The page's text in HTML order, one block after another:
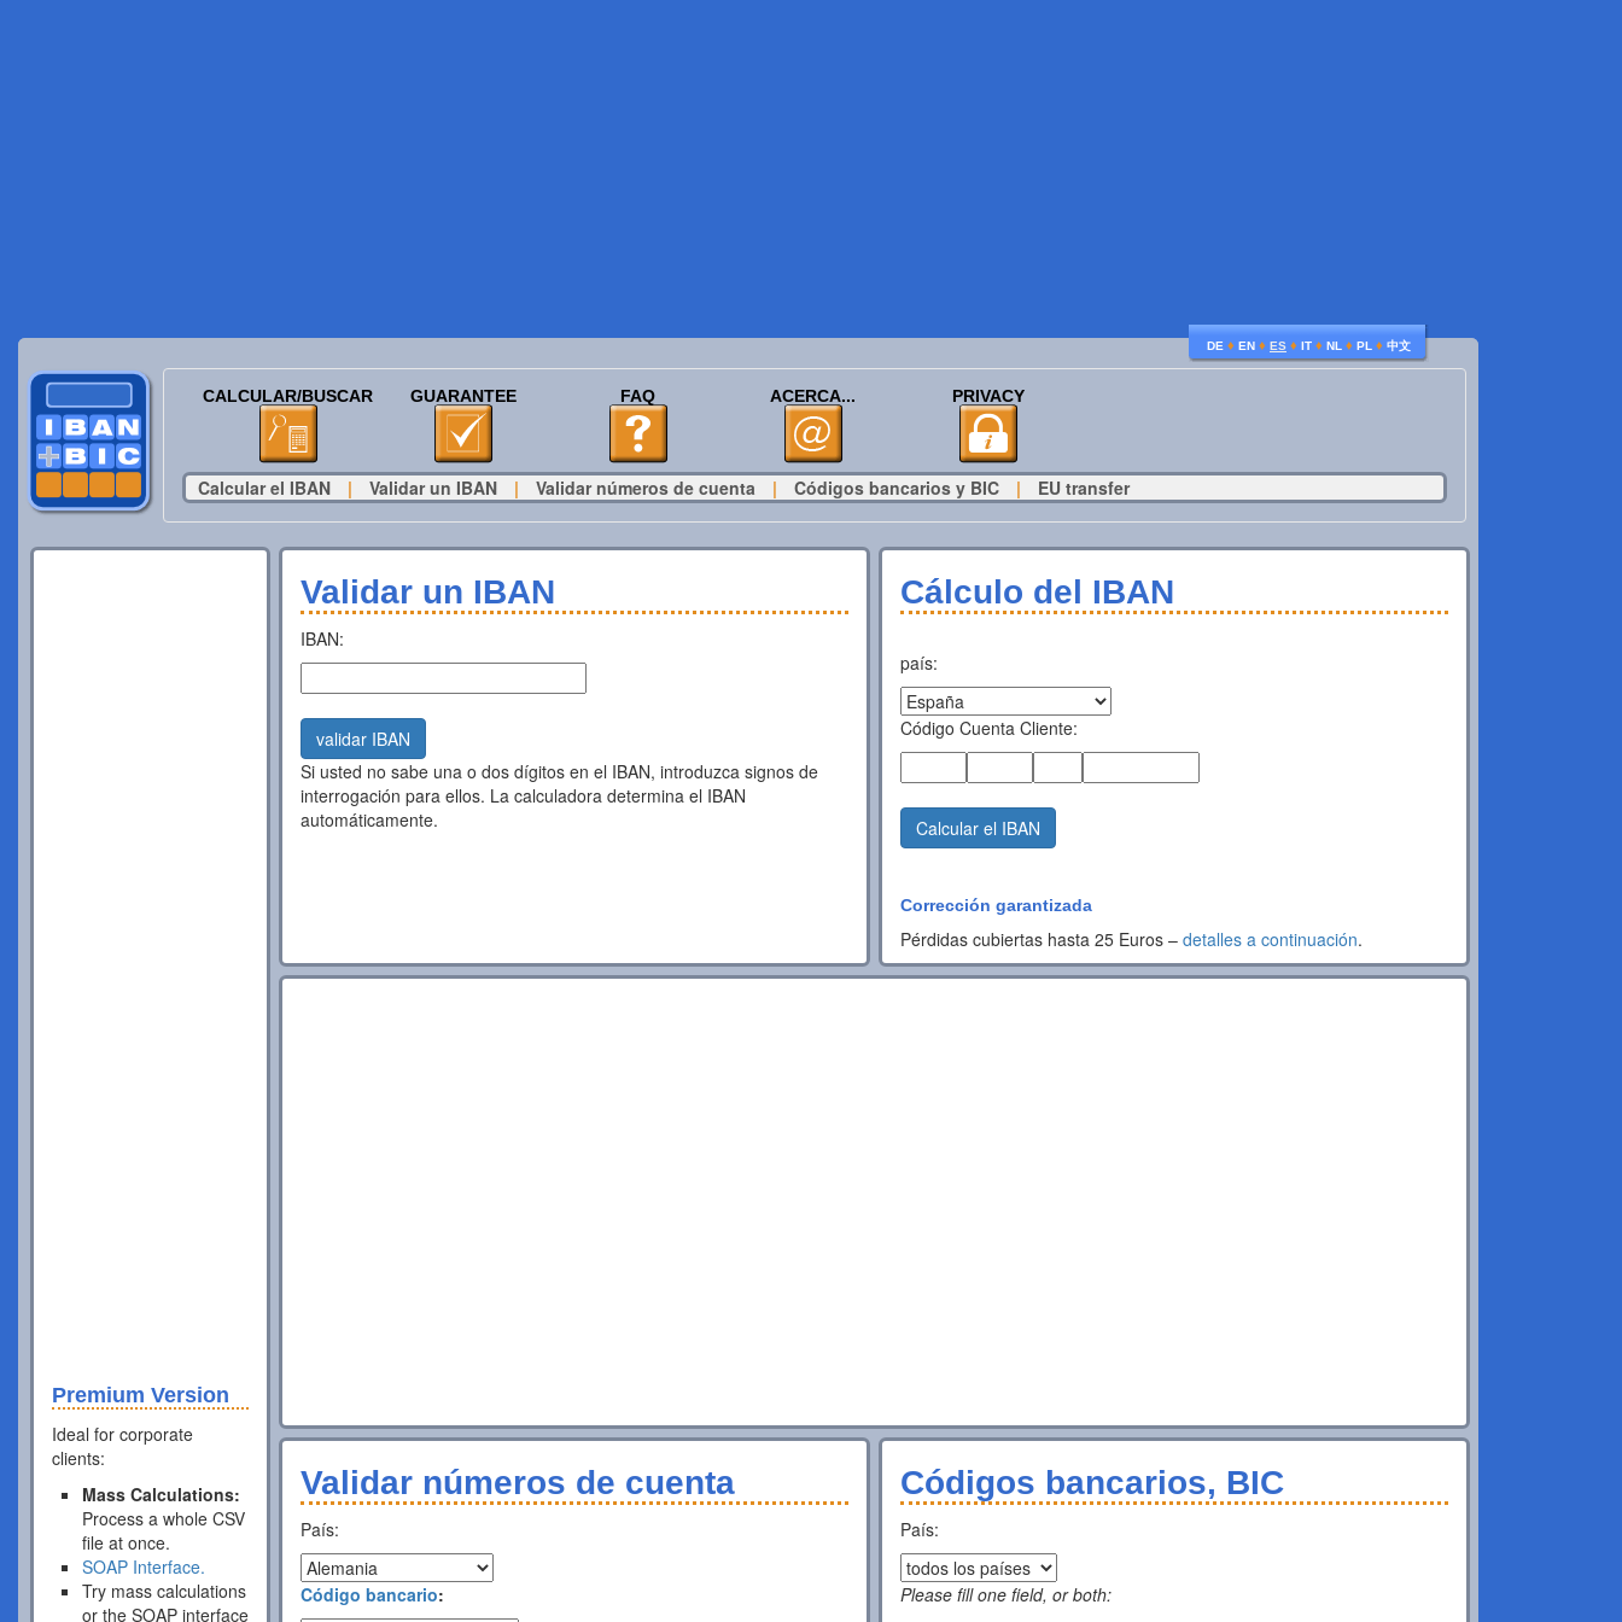
DE ♦ EN ♦ ES ♦ IT ♦ NL ♦ PL ♦ 中文
CALCULAR/BUSCAR GUARANTEE FAQ ACERCA... PRIVACY
Calcular el IBAN | Validar un IBAN | Validar números de cuenta | Códigos bancarios y BIC | EU transfer
Premium Version
Ideal for corporate
clients:
Mass Calculations:
Process a whole CSV
file at once.
SOAP Interface.
Try mass calculations
or the SOAP interface
Validar un IBAN
IBAN:
validar IBAN
Si usted no sabe una o dos dígitos en el IBAN, introduzca signos de
interrogación para ellos. La calculadora determina el IBAN
automáticamente.
Cálculo del IBAN
país:
Código Cuenta Cliente:
Calcular el IBAN
Corrección garantizada
Pérdidas cubiertas hasta 25 Euros –detalles a continuación.
Validar números de cuenta
País:
Código bancario:
Códigos bancarios, BIC
País:
Please fill one field, or both: